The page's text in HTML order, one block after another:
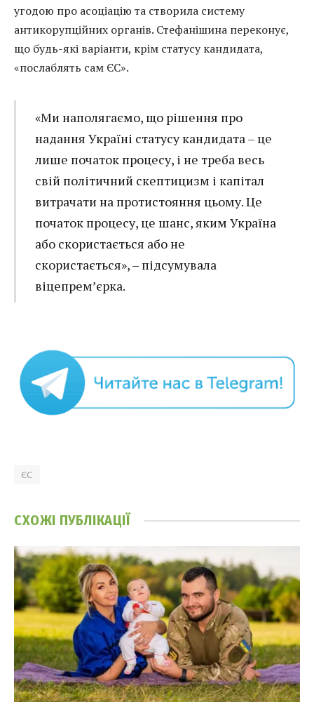
угодою про асоціацію та створила систему
антикорупційних органів. Стефанішина переконує,
що будь-які варіанти, крім статусу кандидата,
«послаблять сам ЄС».
«Ми наполягаємо, що рішення про
надання Україні статусу кандидата – це
лише початок процесу, і не треба весь
свій політичний скептицизм і капітал
витрачати на протистояння цьому. Це
початок процесу, це шанс, яким Україна
або скористається або не
скористається», – підсумувала
віцепрем’єрка.
ЄС
СХОЖІ ПУБЛІКАЦІЇ